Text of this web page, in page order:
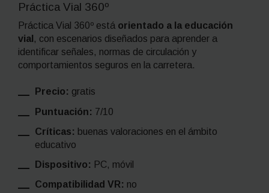
Práctica Vial 360º
Práctica Vial 360º está orientado a la educación
vial , con escenarios diseñados para aprender a
identificar señales, normas de circulación y
comportamientos seguros en la carretera.
Precio: gratis
Puntuación: 7/10
Críticas: buenas valoraciones en el ámbito
educativo
Dispositivo: PC, móvil
Compatibilidad VR: no